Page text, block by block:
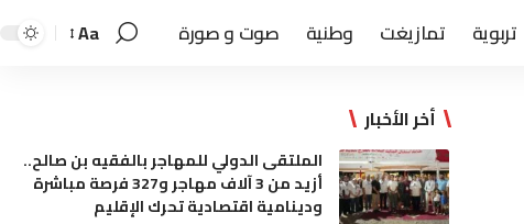
تربوية تمازيغت وطنية صوت و صورة Aa
أخر الأخبار
الملتقى الدولي للمهاجر بالفقيه بن صالح..
أزيد من 3 آلاف مهاجر و327 فرصة مباشرة
ودينامية اقتصادية تحرك الإقليم